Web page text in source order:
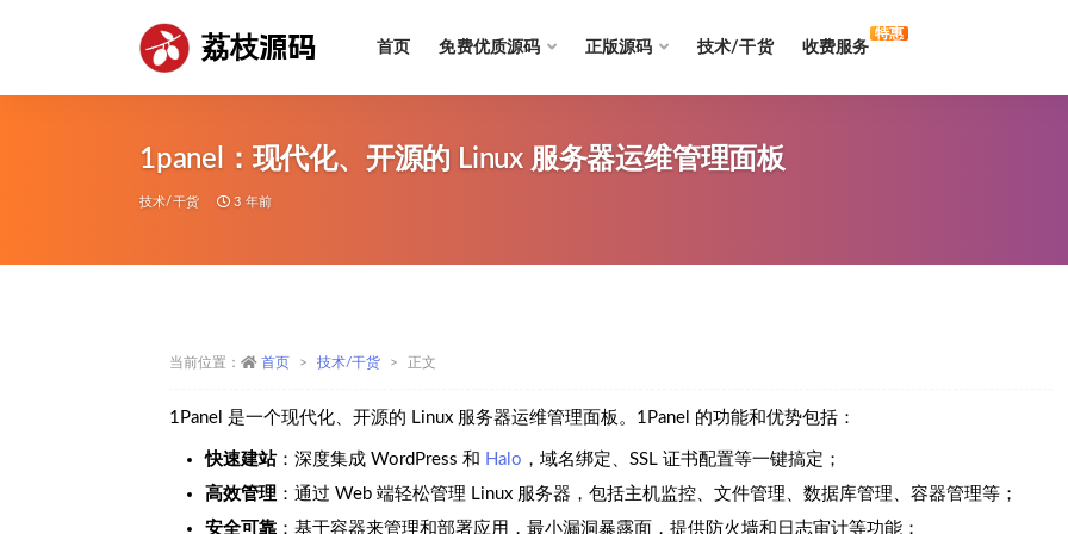
荔枝源码 首页 免费优质源码 正版源码 技术/干货 收费服务
特惠
1panel：现代化、开源的 Linux 服务器运维管理面板
技术/干货 3 年前
当前位置： 首页 技术/干货 正文
1Panel 是一个现代化、开源的 Linux 服务器运维管理面板。1Panel 的功能和优势包括：
快速建站：深度集成 WordPress 和 Halo ，域名绑定、SSL 证书配置等一键搞定；
高效管理 ：通过 Web 端轻松管理 Linux 服务器，包括主机监控、文件管理、数据库管理、容器管理等；
安全可靠 ：基于容器来管理和部署应用，最小漏洞暴露面，提供防火墙和日志审计等功能；